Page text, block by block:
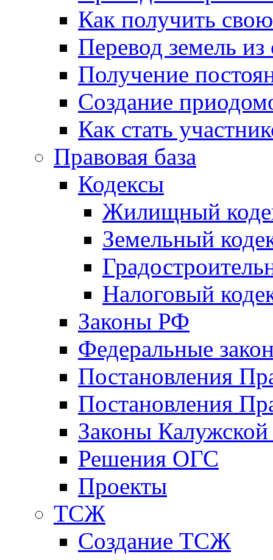
Как получить
Перевод земель
Получение
Создание
Как стать
Правовая база
Кодексы
Жилищный
Земельный
Налоговый
Законы РФ
Федеральные
Постановления
Постановления
Законы Калужской
Решения ОГС
Проекты
ТСЖ
Создание ТСЖ